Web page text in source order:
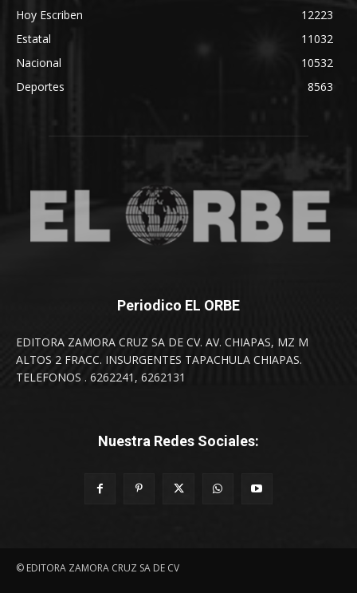
Hoy Escriben
12223
Estatal
11032
Nacional
10532
Deportes
8563
Periodico EL ORBE
EDITORA ZAMORA CRUZ SA DE CV. AV. CHIAPAS, MZ M
ALTOS 2 FRACC. INSURGENTES TAPACHULA CHIAPAS.
TELEFONOS . 6262241, 6262131
Nuestra Redes Sociales:
© EDITORA ZAMORA CRUZ SA DE CV